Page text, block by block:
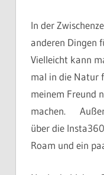
In der
anderen Dingen
Vielleicht kann
mal in die Natur
meinem Freund
machen.
über die
Roam und ein